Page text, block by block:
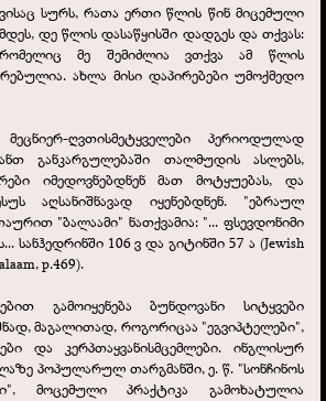
სურს, რათა ერთი წლის წინ მიცემული
დე წლის დასაწყისში დადგეს და თქვას:
მე შემიძლია ვთქვა ამ წლის
ახლა მისი დაპირებები უმოქმედო
ღვთისმეტყველები პერიოდულად
განკარგულებაში თალმუდის ასლებს,
იმედოვნებდნენ მათ მოტყუებას, და
აღსანიშნავად იყენებდნენ. "ებრაულ
"ბალაამი" ნათქვამია: "... ფსევდონიმი
სანჰედრინში 106 ვ და გიტინში 57 ა (Jewish
p.469).
გამოიყენება ბუნდოვანი სიტყვები
მაგალითად, როგორიცაა "ეგვიპტელები",
და კერპთაყვანისმცემლები. ინგლისურ
პოპულარულ თარგმანში, ე. წ. "სონჩინოს
მოცემული პრაქტიკა გამოხატულია